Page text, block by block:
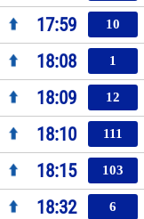
17:59 10
18:08 1
18:09 12
18:10 111
18:15 103
18:32 6